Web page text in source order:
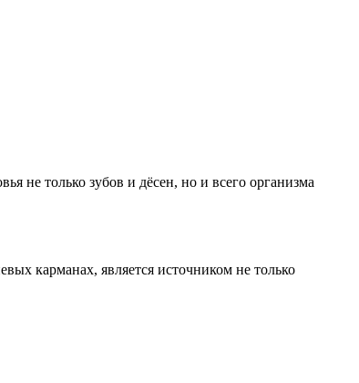
не только зубов и дёсен, но и всего организма
карманах, является источником не только